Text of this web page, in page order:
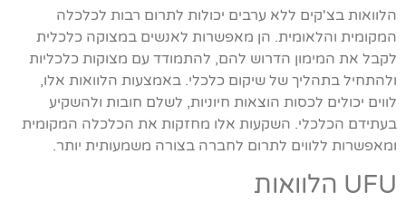
הלוואות בצ'קים ללא ערבים יכולות לתרום רבות לכלכלה
המקומית והלאומית. הן מאפשרות לאנשים במצוקה כלכלית
לקבל את המימון הדרוש להם, להתמודד עם מצוקות כלכליות
ולהתחיל בתהליך של שיקום כלכלי. באמצעות הלוואות אלו,
לווים יכולים לכסות הוצאות חיוניות, לשלם חובות ולהשקיע
בעתידם הכלכלי. השקעות אלו מחזקות את הכלכלה המקומית
ומאפשרות ללווים לתרום לחברה בצורה משמעותית יותר.
UFU הלוואות